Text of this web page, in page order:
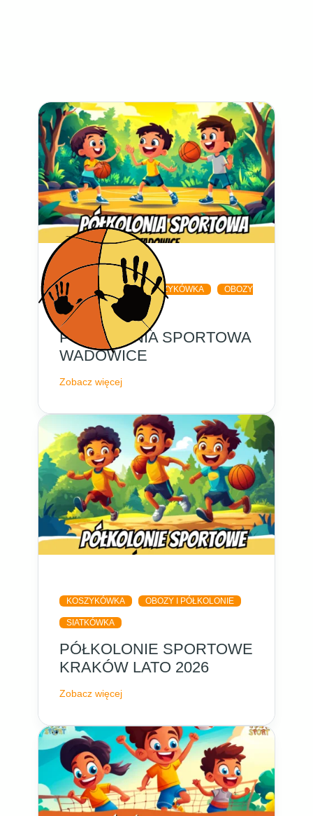
KOSZYKÓWKA KOSZYKÓWKA OBOZY
I PÓŁKOLONIE
PÓŁKOLONIA SPORTOWA
WADOWICE
Zobacz więcej
KOSZYKÓWKA OBOZY I PÓŁKOLONIE
SIATKÓWKA
PÓŁKOLONIE SPORTOWE
KRAKÓW LATO 2026
Zobacz więcej